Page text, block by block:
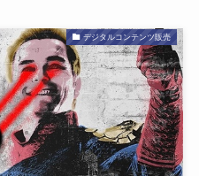
デジタルコンテンツ販売